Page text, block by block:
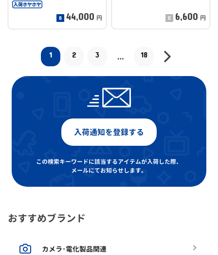
44,000 円 6,600 円
1 2 3 … 18
入荷通知を登録する
この検索キーワードに該当するアイテムが入荷した際、
メールにてお知らせします。
おすすめブランド
カメラ･電化製品関連